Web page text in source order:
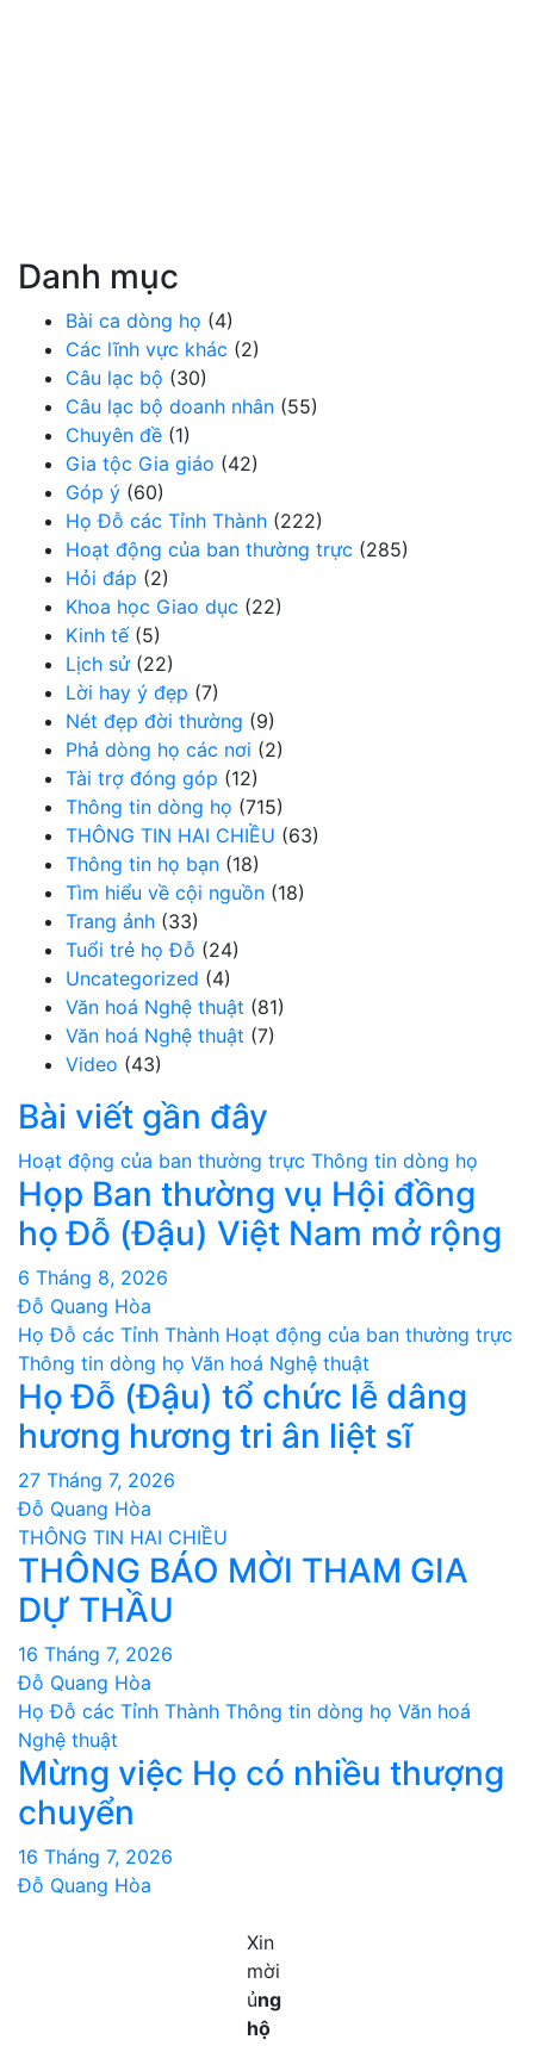
Danh mục
Bài ca dòng họ (4)
Các lĩnh vực khác (2)
Câu lạc bộ (30)
Câu lạc bộ doanh nhân (55)
Chuyên đề (1)
Gia tộc Gia giáo (42)
Góp ý (60)
Họ Đỗ các Tỉnh Thành (222)
Hoạt động của ban thường trực (285)
Hỏi đáp (2)
Khoa học Giao dục (22)
Kinh tế(5)
Lịch sử(22)
Lời hay ý đẹp (7)
Nét đẹp đời thường (9)
Phả dòng họ các nơi (2)
Tài trợ đóng góp (12)
Thông tin dòng họ (715)
THÔNG TIN HAI CHIỀU (63)
Thông tin họ bạn (18)
Tìm hiểu về cội nguồn (18)
Trang ảnh (33)
Tuổi trẻ họ Đỗ (24)
Uncategorized (4)
Văn hoá Nghệ thuật (81)
Văn hoá Nghệ thuật (7)
Video (43)
Bài viết gần đây
Hoạt động của ban thường trực Thông tin dòng họ
Họp Ban thường vụ Hội đồng
họ Đỗ (Đậu) Việt Nam mở rộng
6 Tháng 8, 2026
Đỗ Quang Hòa
Họ Đỗ các Tỉnh Thành Hoạt động của ban thường trực
Thông tin dòng họ Văn hoá Nghệ thuật
Họ Đỗ (Đậu) tổ chức lễ dâng
hương hương tri ân liệt sĩ
27 Tháng 7, 2026
Đỗ Quang Hòa
THÔNG TIN HAI CHIỀU
THÔNG BÁO MỜI THAM GIA
DỰ THẦU
16 Tháng 7, 2026
Đỗ Quang Hòa
Họ Đỗ các Tỉnh Thành Thông tin dòng họ Văn hoá
Nghệ thuật
Mừng việc Họ có nhiều thượng
chuyển
16 Tháng 7, 2026
Đỗ Quang Hòa
Xin
mời
ủng
hộ